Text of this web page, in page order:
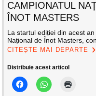
CAMPIONATUL
ÎNOT MASTERS
La startul ediției din acest
Național de Înot Masters,
CITEȘTE MAI DEPARTE
Distribuie acest articol